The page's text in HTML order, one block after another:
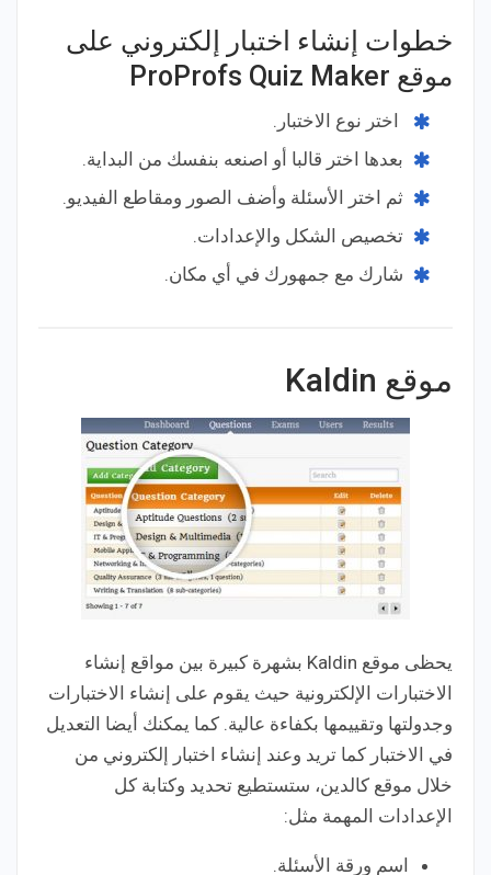
خطوات إنشاء اختبار إلكتروني على
موقع ProProfs Quiz Maker
اختر نوع الاختبار.
بعدها اختر قالبا أو اصنعه بنفسك من البداية.
ثم اختر الأسئلة وأضف الصور ومقاطع الفيديو.
تخصيص الشكل والإعدادات.
شارك مع جمهورك في أي مكان.
موقع Kaldin
يحظى موقع Kaldin بشهرة كبيرة بين مواقع إنشاء
الاختبارات الإلكترونية حيث يقوم على إنشاء الاختبارات
وجدولتها وتقييمها بكفاءة عالية. كما يمكنك أيضا التعديل
في الاختبار كما تريد وعند إنشاء اختبار إلكتروني من
خلال موقع كالدين، ستستطيع تحديد وكتابة كل
الإعدادات المهمة مثل:
اسم ورقة الأسئلة.